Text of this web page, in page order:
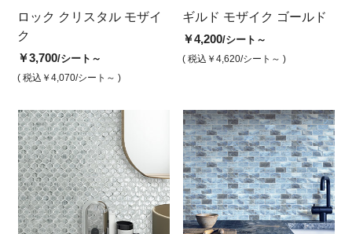
ロック クリスタル モザイ
ク
￥3,700/シート～
( 税込￥4,070/シート～ )
ロッククリスタルモザイク
ホワイト
￥3,700/シート
ロッ
ギルドモザイク ゴールド
￥3,800/シート
( 税込￥4,180/シート )
ギルド モザイク ゴールド
￥4,200/シート～
( 税込￥4,620/シート～ )